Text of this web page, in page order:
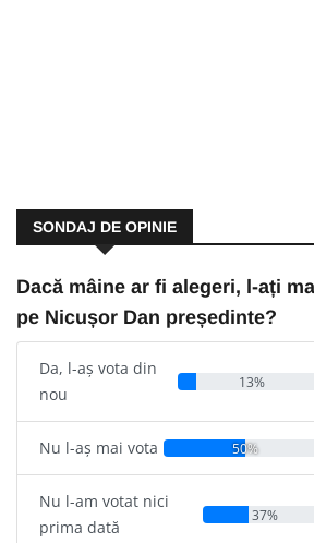
SONDAJ DE OPINIE
Dacă mâine ar fi alegeri, l-ați
pe Nicușor Dan președinte?
Da, l-aș vota din
nou
13%
Nu l-aș mai vota 50%
Nu l-am votat nici
prima dată
37%